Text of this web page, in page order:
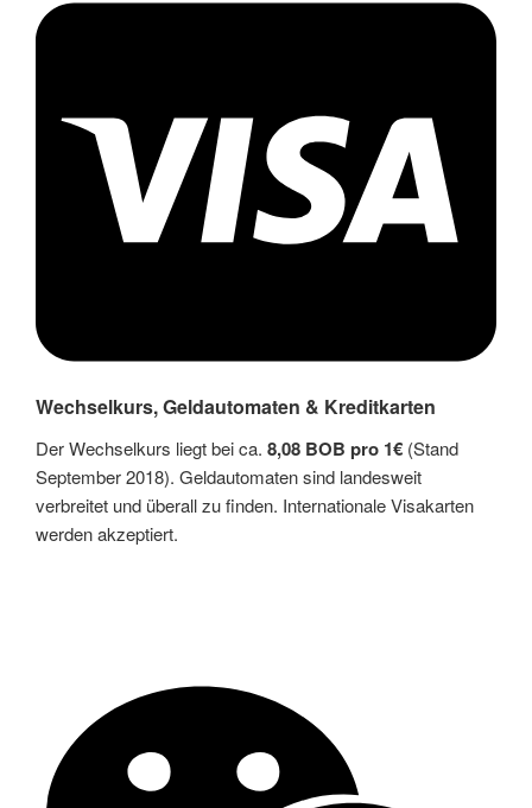
Wechselkurs, Geldautomaten & Kreditkarten
Der Wechselkurs liegt bei ca. 8,08 BOB pro 1€ (Stand
September 2018). Geldautomaten sind landesweit
verbreitet und überall zu finden. Internationale Visakarten
werden akzeptiert.